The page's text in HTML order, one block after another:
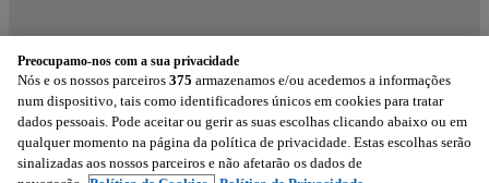
Experimenta a aplicação
Preocupamo-nos com a sua privacidade
Nós e os nossos parceiros 375 armazenamos e/ou acedemos a informações
num dispositivo, tais como identificadores únicos em cookies para tratar
dados pessoais. Pode aceitar ou gerir as suas escolhas clicando abaixo ou em
qualquer momento na página da política de privacidade. Estas escolhas serão
sinalizadas aos nossos parceiros e não afetarão os dados de